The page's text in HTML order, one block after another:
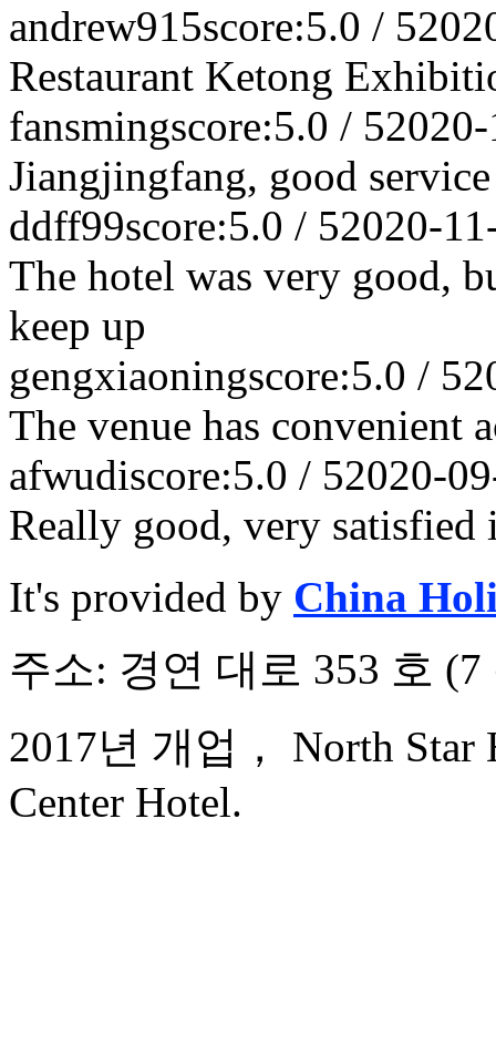
andrew915score:5.0 / 5
Restaurant Ketong
fansmingscore:5.0 / 5
Jiangjingfang, good service
ddff99score:5.0 / 52020-
The hotel was very good,
keep up
gengxiaoningscore:5.0 / 5
The venue has convenient
afwudiscore:5.0 / 52020-
Really good, very satisfied
It's provided by China
주소: 경연 대로 353 호
2017년 개업， North Star
Center Hotel.